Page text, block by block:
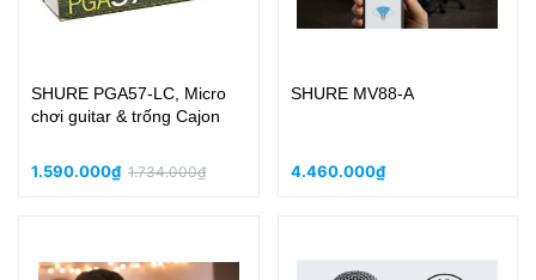
SHURE PGA57-LC, Micro
chơi guitar & trống Cajon
1.590.000₫ 1.734.000₫
SHURE MV88-A
4.460.000₫